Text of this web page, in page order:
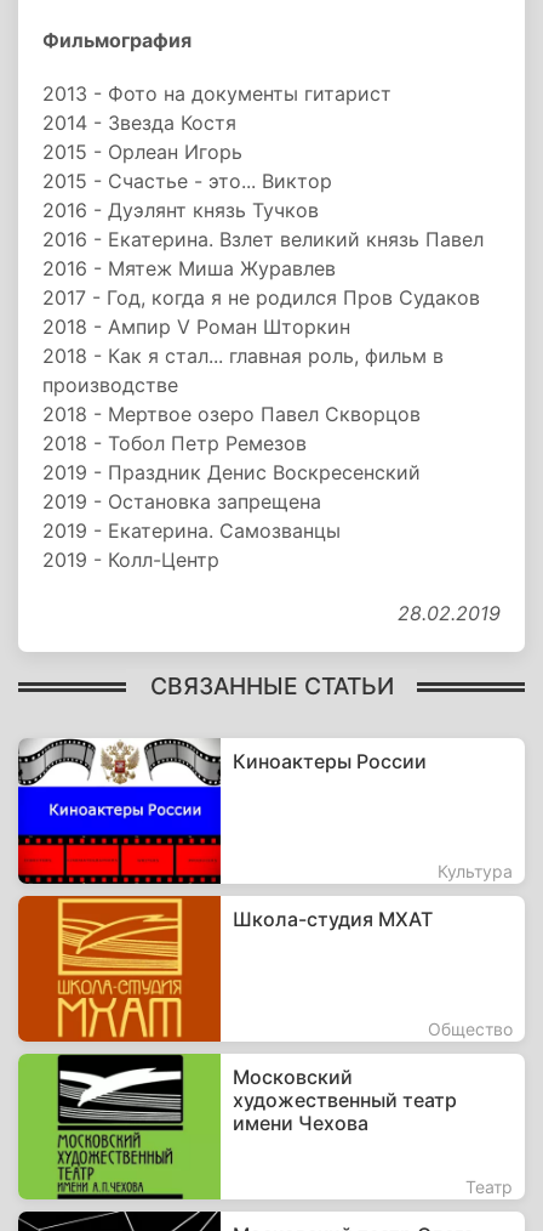
Фильмография
2013 - Фото на документы гитарист
2014 - Звезда Костя
2015 - Орлеан Игорь
2015 - Счастье - это... Виктор
2016 - Дуэлянт князь Тучков
2016 - Екатерина. Взлет великий князь Павел
2016 - Мятеж Миша Журавлев
2017 - Год, когда я не родился Пров Судаков
2018 - Ампир V Роман Шторкин
2018 - Как я стал... главная роль, фильм в
производстве
2018 - Мертвое озеро Павел Скворцов
2018 - Тобол Петр Ремезов
2019 - Праздник Денис Воскресенский
2019 - Остановка запрещена
2019 - Екатерина. Самозванцы
2019 - Колл-Центр
28.02.2019
СВЯЗАННЫЕ СТАТЬИ
Киноактеры России
Культура
Школа-студия МХАТ
Общество
Московский
художественный театр
имени Чехова
Театр